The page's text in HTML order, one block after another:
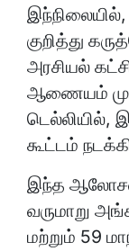
இந்நிலையில்,
குறித்து
அரசியல்
ஆணையம்
கூட்டம்
இந்த
வருமாறு
மற்றும் 59